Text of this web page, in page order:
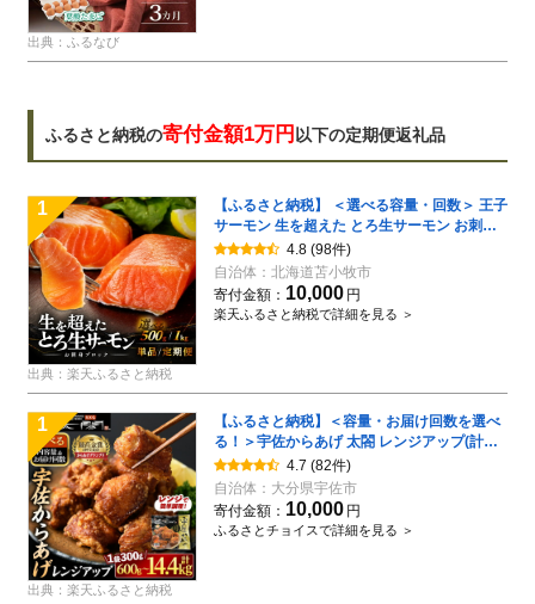
出典：ふるなび
ふるさと納税の寄付金額1万円 以下の定期便返礼品
1
出典：楽天ふるさと納税
【ふるさと納税】 ＜選べる容量・回数＞ 王子
サーモン 生を超えた とろ生サーモン お刺身
用 ブロック 500g or 1kg 1回 or 定期便 サー
モン トロ 鮭 刺身 燻製 スモーク 保存料不使用
個包装 北海道 苫小牧市 おすすめ ランキング
プレゼント ギフト
4.8 (98件)
自治体： 北海道苫小牧市
寄付金額： 10,000 円
楽天ふるさと納税で詳細を見る ＞
1
出典：楽天ふるさと納税
【ふるさと納税】＜容量・お届け回数を選べ
る！＞宇佐からあげ 太閤 レンジアップ(計
600g・計1.2kg・全3回総量3.6kg・全6回総
量7.2kg・全12回総量14.4kg) 年内配送 から
揚げ 唐揚げ 簡単 冷凍 惣菜 おかず お手軽 レ
ンチン 定期便 【101100200】【太閤】
4.7 (82件)
自治体： 大分県宇佐市
寄付金額： 10,000 円
ふるさとチョイスで詳細を見る ＞